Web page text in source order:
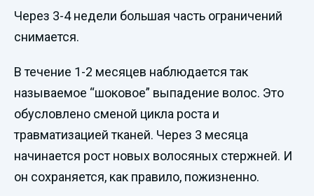
Через 3-4 недели большая часть ограничений
снимается.
В течение 1-2 месяцев наблюдается так
называемое “шоковое” выпадение волос. Это
обусловлено сменой цикла роста и
травматизацией тканей. Через 3 месяца
начинается рост новых волосяных стержней. И
он сохраняется, как правило, пожизненно.